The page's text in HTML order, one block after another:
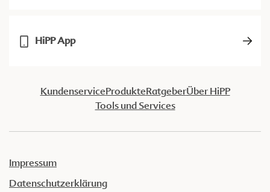
HiPP App
KundenserviceProdukteRatgeberÜber HiPP
Tools und Services
Impressum
Datenschutzerklärung